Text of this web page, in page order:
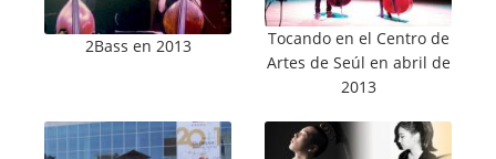
2Bass en 2013
Tocando en el Centro de
Artes de Seúl en abril de
2013